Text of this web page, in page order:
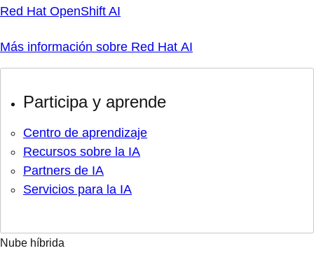
Red Hat OpenShift AI
Más información sobre Red Hat AI
Participa y aprende
Centro de aprendizaje
Recursos sobre la IA
Partners de IA
Servicios para la IA
Nube híbrida